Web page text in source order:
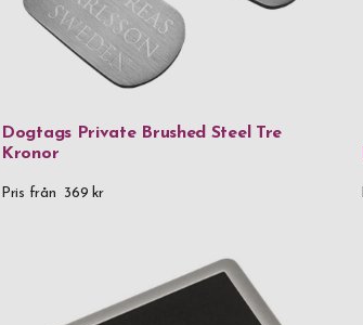
Dam
Dogtags Private Brushed Steel Tre
Kronor
Pris från 369 kr